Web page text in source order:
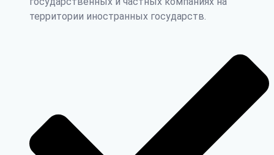
территории иностранных государств.